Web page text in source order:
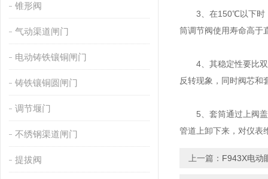
锥形阀
气动渠道闸门
电动铸铁镶铜闸门
铸铁镶铜圆闸门
调节堰门
不绣钢渠道闸门
提拔阀
3、在150℃以下时，
筒调节阀使用寿命高于
4、其稳定性要比双
反转现象，同时阀芯和
5、套筒通过上阀盖
管道上卸下来，对仪表
上一篇： F943X电动